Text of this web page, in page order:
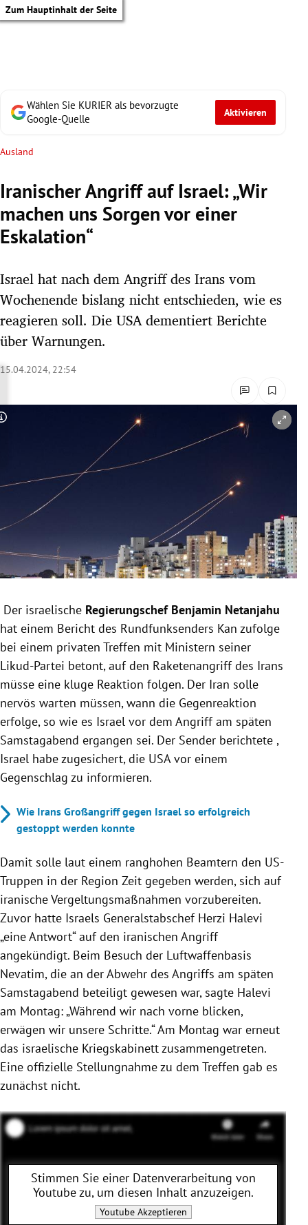
Zum Hauptinhalt der Seite
Untermenü
Untermenü
Untermenü
Untermenü
Untermenü
Wählen Sie KURIER als bevorzugte
Google-Quelle
Aktivieren
Ausland
Iranischer Angriff auf Israel: „Wir
machen uns Sorgen vor einer
Eskalation“
Israel hat nach dem Angriff des Irans vom
Wochenende bislang nicht entschieden, wie es
reagieren soll. Die USA dementiert Berichte
über Warnungen.
15.04.2024, 22:54
Copyright-Hinweis öffnen/schließen
Der israelische Regierungschef Benjamin Netanjahu
hat einem Bericht des Rundfunksenders Kan zufolge
bei einem privaten Treffen mit Ministern seiner
Likud-Partei betont, auf den Raketenangriff des Irans
müsse eine kluge Reaktion folgen. Der Iran solle
nervös warten müssen, wann die Gegenreaktion
erfolge, so wie es Israel vor dem Angriff am späten
Samstagabend ergangen sei. Der Sender berichtete ,
Israel habe zugesichert, die USA vor einem
Gegenschlag zu informieren.
Wie Irans Großangriff gegen Israel so erfolgreich
gestoppt werden konnte
Damit solle laut einem ranghohen Beamtern den US-
Truppen in der Region Zeit gegeben werden, sich auf
iranische Vergeltungsmaßnahmen vorzubereiten.
Zuvor hatte Israels Generalstabschef Herzi Halevi
„eine Antwort“ auf den iranischen Angriff
angekündigt. Beim Besuch der Luftwaffenbasis
Nevatim, die an der Abwehr des Angriffs am späten
Samstagabend beteiligt gewesen war, sagte Halevi
am Montag: „Während wir nach vorne blicken,
erwägen wir unsere Schritte.“ Am Montag war erneut
das israelische Kriegskabinett zusammengetreten.
Eine offizielle Stellungnahme zu dem Treffen gab es
zunächst nicht.
Stimmen Sie einer Datenverarbeitung von
Youtubezu, um diesen Inhalt anzuzeigen.
YoutubeAkzeptieren